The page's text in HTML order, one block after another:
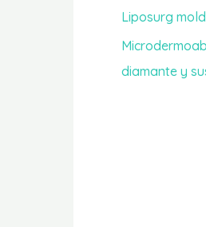
Liposurg
diamante y